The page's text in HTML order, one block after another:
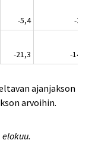
-5,4
-2,6
-21,3 -14,8
ajanjakson
arvoihin.